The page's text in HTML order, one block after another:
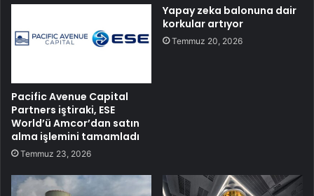
Pacific Avenue Capital
Partners iştiraki, ESE
World’ü Amcor’dan satın
alma işlemini tamamladı
Temmuz 23, 2026
Yapay zeka balonuna dair
korkular artıyor
Temmuz 20, 2026